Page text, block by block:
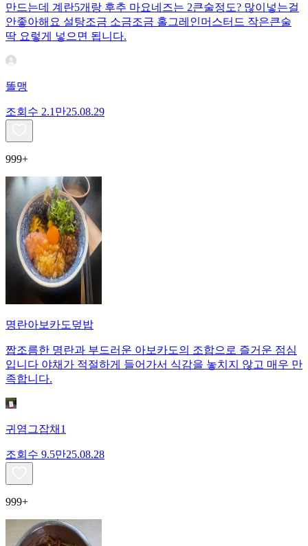
만드는데 계란5개랑 후추 마요네즈는 2큰술정도? 많이넣는걸
안좋아해요 설탕조금 소금조금 홀그레인머스터드 작은큰술
딱 요렇게 넣으면 됩니다.
똘맹
조회수 2.1만25.08.29
999+
명란아보카도덮밥
짭조름한 명란과 부드러운 아보카도의 조합으로 즐거운 점심
입니다 야채가 적절하게 들어가서 식감을 놓치지 않고 매우 만
족합니다.
귀염그잡채1
조회수 9.5만25.08.28
999+